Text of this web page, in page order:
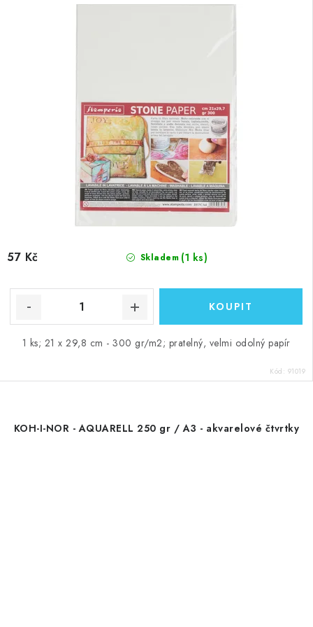
Skladem (1 ks)
57 Kč
1 ks; 21 x 29,8 cm - 300 gr/m2; pratelný, velmi odolný papír
Kód: 91019
KOH-I-NOR - AQUARELL 250 gr / A3 - akvarelové čtvrtky